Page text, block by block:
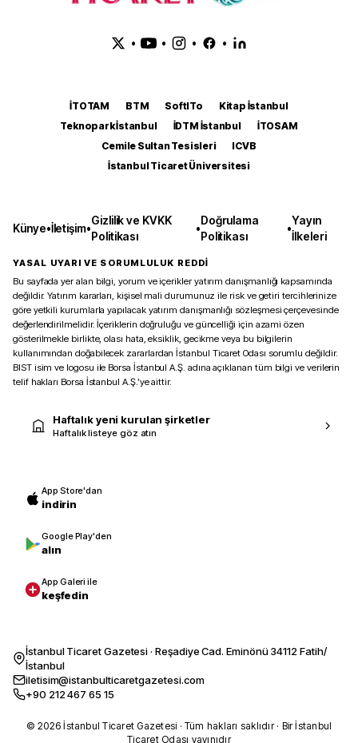
• • • •
İTOTAM BTM SoftITo
Kitap İstanbul
Teknopark İstanbul
İDTM İstanbul
İTOSAM
Cemile Sultan Tesisleri
ICVB
İstanbul Ticaret Üniversitesi
Künye•İletişim•
Gizlilik ve KVKK
Politikası
•
Doğrulama
Politikası
•
Yayın
İlkeleri
YASAL UYARI VE SORUMLULUK REDDİ
Bu sayfada yer alan bilgi, yorum ve içerikler yatırım danışmanlığı kapsamında
değildir. Yatırım kararları, kişisel mali durumunuz ile risk ve getiri tercihlerinize
göre yetkili kurumlarla yapılacak yatırım danışmanlığı sözleşmesi çerçevesinde
değerlendirilmelidir. İçeriklerin doğruluğu ve güncelliği için azami özen
gösterilmekle birlikte, olası hata, eksiklik, gecikme veya bu bilgilerin
kullanımından doğabilecek zararlardan İstanbul Ticaret Odası sorumlu değildir.
BIST isim ve logosu ile Borsa İstanbul A.Ş. adına açıklanan tüm bilgi ve verilerin
telif hakları Borsa İstanbul A.Ş.’ye aittir.
Haftalık yeni kurulan şirketler
Haftalık listeye göz atın
App Store'dan
indirin
Google Play'den
alın
App Galeri ile
keşfedin
İstanbul Ticaret Gazetesi · Reşadiye Cad. Eminönü 34112 Fatih/
İstanbul
iletisim@istanbulticaretgazetesi.com
+90 212 467 65 15
© 2026 İstanbul Ticaret Gazetesi · Tüm hakları saklıdır · Bir İstanbul
Ticaret Odası yayınıdır